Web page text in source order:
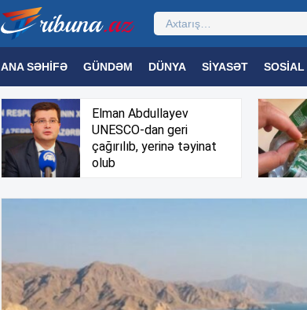
ANA SƏHIFƏ GÜNDƏM DÜNYA SIYASƏT SOSIAL
MƏDƏNIYYƏT MAQAZIN TEXNOLOGIYA TƏHSIL
Elman Abdullayev
UNESCO-dan geri
çağırılıb, yerinə təyinat
olub